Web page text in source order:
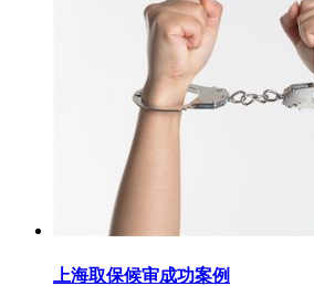
上海取保候审成功案例